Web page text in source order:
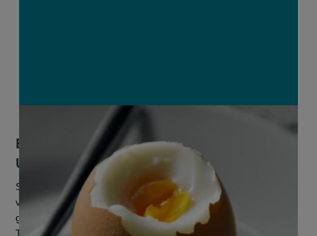
Eierprijzen krijgen vleugels in de VS:
USDA voorspelt stijging van 20 procent
Sinds 2021 kampt de VS met een hevige uitbraak van
vogelgriep, die het land maar niet onder controle krijgt. Het
gezondheidsbeleid van de Amerikaanse president Donald
Trump en de beslissing...